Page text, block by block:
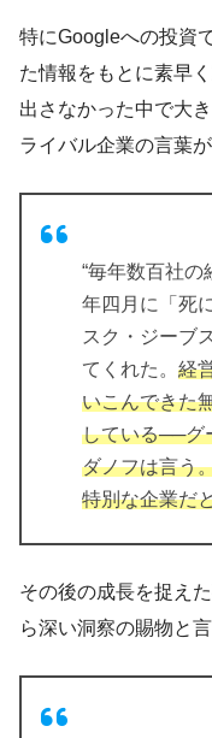
特にGoogleへの投資
た情報をもとに素早
出さなかった中で大
ライバル企業の言葉
“毎年数百社
年四月に「死
スク・ジーブ
てくれた。 経
いこんできた
している──グ
ダノフは言う
特別な企業だ
その後の成長を捉え
ら深い洞察の賜物と